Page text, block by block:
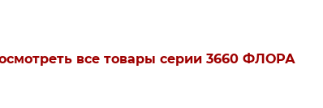
все товары серии 3660 ФЛОРА